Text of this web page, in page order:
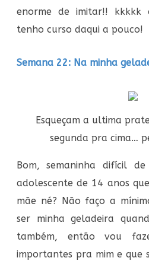
enorme de imitar!! kkkkk
tenho curso daqui a pouco!
Semana 22: Na minha
Esqueçam a ultima
segunda pra cima…
Bom, semaninha difícil
adolescente de 14 anos
mãe né? Não faço a
ser minha geladeira
também, então vou
importantes pra mim e que